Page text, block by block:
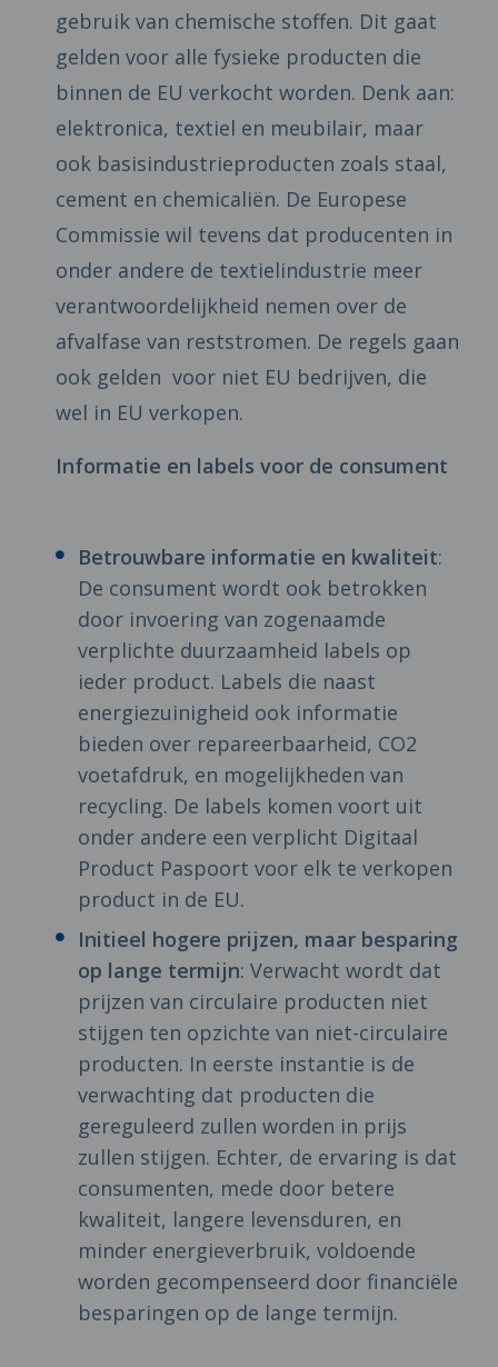
gebruik van chemische stoffen. Dit gaat
gelden voor alle fysieke producten die
binnen de EU verkocht worden. Denk aan:
elektronica, textiel en meubilair, maar
ook basisindustrieproducten zoals staal,
cement en chemicaliën. De Europese
Commissie wil tevens dat producenten in
onder andere de textielindustrie meer
verantwoordelijkheid nemen over de
afvalfase van reststromen. De regels gaan
ook gelden voor niet EU bedrijven, die
wel in EU verkopen.
Informatie en labels voor de consument
Betrouwbare informatie en kwaliteit:
De consument wordt ook betrokken
door invoering van zogenaamde
verplichte duurzaamheid labels op
ieder product. Labels die naast
energiezuinigheid ook informatie
bieden over repareerbaarheid, CO2
voetafdruk, en mogelijkheden van
recycling. De labels komen voort uit
onder andere een verplicht Digitaal
Product Paspoort voor elk te verkopen
product in de EU.
Initieel hogere prijzen, maar besparing
op lange termijn: Verwacht wordt dat
prijzen van circulaire producten niet
stijgen ten opzichte van niet-circulaire
producten. In eerste instantie is de
verwachting dat producten die
gereguleerd zullen worden in prijs
zullen stijgen. Echter, de ervaring is dat
consumenten, mede door betere
kwaliteit, langere levensduren, en
minder energieverbruik, voldoende
worden gecompenseerd door financiële
besparingen op de lange termijn.